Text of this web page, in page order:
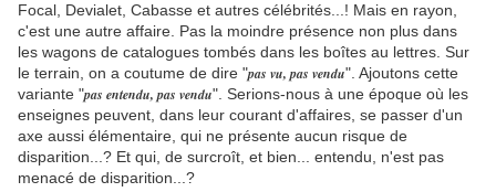
Focal, Devialet, Cabasse et autres célébrités...! Mais en rayon,
c'est une autre affaire. Pas la moindre présence non plus dans
les wagons de catalogues tombés dans les boîtes au lettres. Sur
le terrain, on a coutume de dire "pas vu, pas vendu". Ajoutons cette
variante "pas entendu, pas vendu". Serions-nous à une époque où les
enseignes peuvent, dans leur courant d'affaires, se passer d'un
axe aussi élémentaire, qui ne présente aucun risque de
disparition...? Et qui, de surcroît, et bien... entendu, n'est pas
menacé de disparition...?